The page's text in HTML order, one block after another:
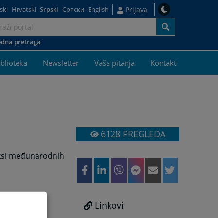
Hrvatski Srpski Српски English Prijava
pretraga
Newsletter Vaša pitanja Kontakt
međunarodnih
6128PREGLEDA
Linkovi